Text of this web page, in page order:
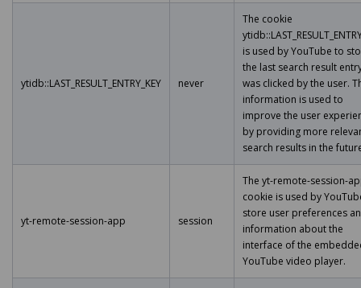
ytidb::LAST_RESULT_ENTRY_KEY never
The cookie
is used by YouTube to
the last search result
was clicked by the user.
information is used to
improve the user
by providing more
search results in the
yt-remote-session-app session
The yt-remote-session-
cookie is used by
store user preferences
information about the
interface of the
YouTube video player.